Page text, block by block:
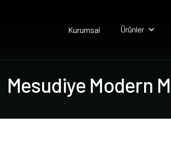
Kurumsal Ürünler
Mesudiye Modern M